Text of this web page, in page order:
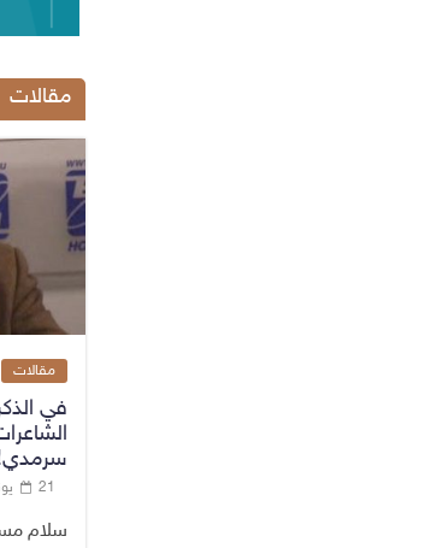
مقالات
مقالات
في
21 يونيو، 2026
سلام